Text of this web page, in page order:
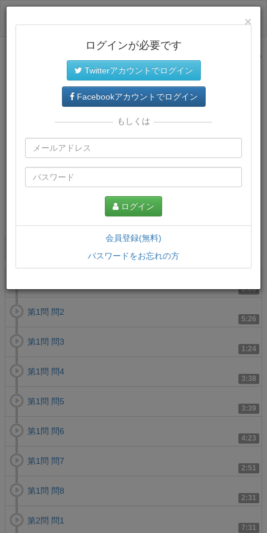
サイトトップに戻る
6:09
5:26
第1問 問2
1:24
第1問 問3
3:38
第1問 問4
3:39
第1問 問5
4:23
第1問 問6
2:51
第1問 問7
2:31
第1問 問8
7:31
第2問 問1
×
ログインが必要です
Twitterアカウントでログイン
Facebookアカウントでログイン
もしくは
ログイン
会員登録(無料)
パスワードをお忘れの方